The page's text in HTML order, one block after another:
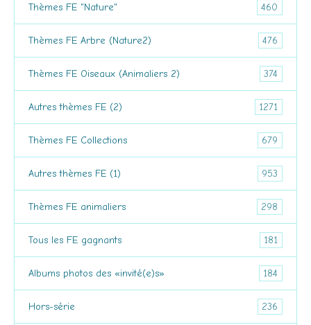
Thèmes FE "Nature" 460
Thèmes FE Arbre (Nature2) 476
Thèmes FE Oiseaux (Animaliers 2) 374
Autres thèmes FE (2) 1271
Thèmes FE Collections 679
Autres thèmes FE (1) 953
Thèmes FE animaliers 298
Tous les FE gagnants 181
Albums photos des «invité(e)s» 184
Hors-série 236